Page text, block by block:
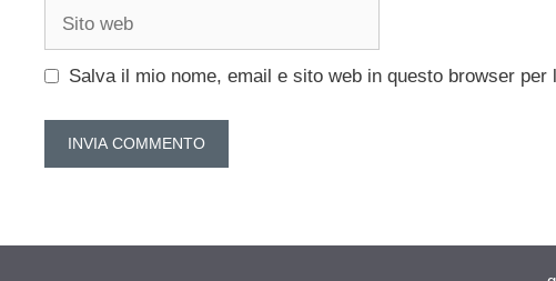
Sito
Salva il mio nome, email e sito web in questo browser